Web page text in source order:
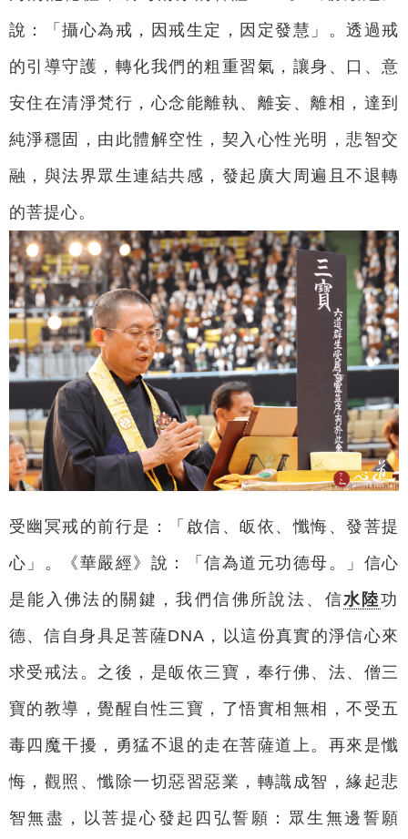
說：「攝心為戒，因戒生定，因定發慧」。透過戒
的引導守護，轉化我們的粗重習氣，讓身、口、意
安住在清淨梵行，心念能離執、離妄、離相，達到
純淨穩固，由此體解空性，契入心性光明，悲智交
融，與法界眾生連結共感，發起廣大周遍且不退轉
的菩提心。
受幽冥戒的前行是：「啟信、皈依、懺悔、發菩提
心」。《華嚴經》說：「信為道元功德母。」信心
是能入佛法的關鍵，我們信佛所說法、信水陸功
德、信自身具足菩薩DNA，以這份真實的淨信心來
求受戒法。之後，是皈依三寶，奉行佛、法、僧三
寶的教導，覺醒自性三寶，了悟實相無相，不受五
毒四魔干擾，勇猛不退的走在菩薩道上。再來是懺
悔，觀照、懺除一切惡習惡業，轉識成智，緣起悲
智無盡，以菩提心發起四弘誓願：眾生無邊誓願